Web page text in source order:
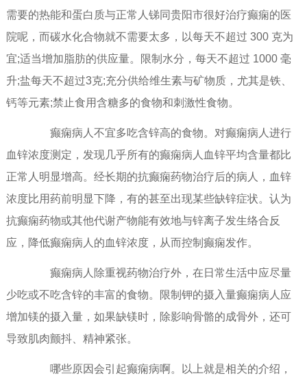
需要的热能和蛋白质与正常人锑同贵阳市很好治疗癫痫的医
院呢，而碳水化合物就不需要太多，以每天不超过 300 克为
宜;适当增加脂肪的供应量。限制水分，每天不超过 1000 毫
升;盐每天不超过3克;充分供给维生素与矿物质，尤其是铁、
钙等元素;禁止食用含糖多的食物和刺激性食物。
癫痫病人不宜多吃含锌高的食物。对癫痫病人进行
血锌浓度测定，发现几乎所有的癫痫病人血锌平均含量都比
正常人明显增高。经长期的抗癫痫药物治疗后的病人，血锌
浓度比用药前明显下降，有的甚至出现某些缺锌症状。认为
抗癫痫药物或其他代谢产物能有效地与锌离子发生络合反
应，降低癫痫病人的血锌浓度，从而控制癫痫发作。
癫痫病人除重视药物治疗外，在日常生活中应尽量
少吃或不吃含锌的丰富的食物。限制钾的摄入量癫痫病人应
增加镁的摄入量，如果缺镁时，除影响骨骼的成骨外，还可
导致肌肉颤抖、精神紧张。
哪些原因会引起癫痫病啊。以上就是相关的介绍，